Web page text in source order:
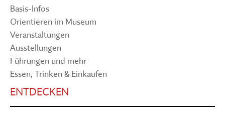
Basis-Infos
Orientieren im Museum
Veranstaltungen
Ausstellungen
Führungen und mehr
Essen, Trinken & Einkaufen
ENTDECKEN